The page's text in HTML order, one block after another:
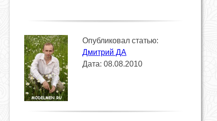
Опубликовал статью:
Дмитрий ДА
Дата: 08.08.2010